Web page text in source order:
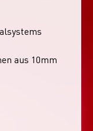
aus 10mm